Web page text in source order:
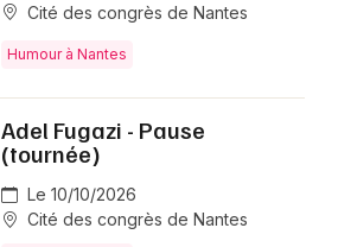
Cité des congrès de Nantes
Humour à Nantes
Adel Fugazi - Pause
(tournée)
Le 10/10/2026
Cité des congrès de Nantes